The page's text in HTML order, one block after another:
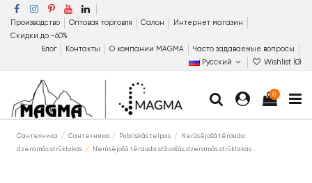
Производство Оптовая торговля Салон
Интернет магазин
Скидки до −60%
Блог
Контакты О компании MAGMA
Часто задаваемые вопросы
Русский
Wishlist (0)
0
Сантехника Сантехника Publiskās telpas
Nerūsējošā tērauda
dzeramās strūklakas
Nerūsējošā tērauda stāvošās dzeramās strūklakas